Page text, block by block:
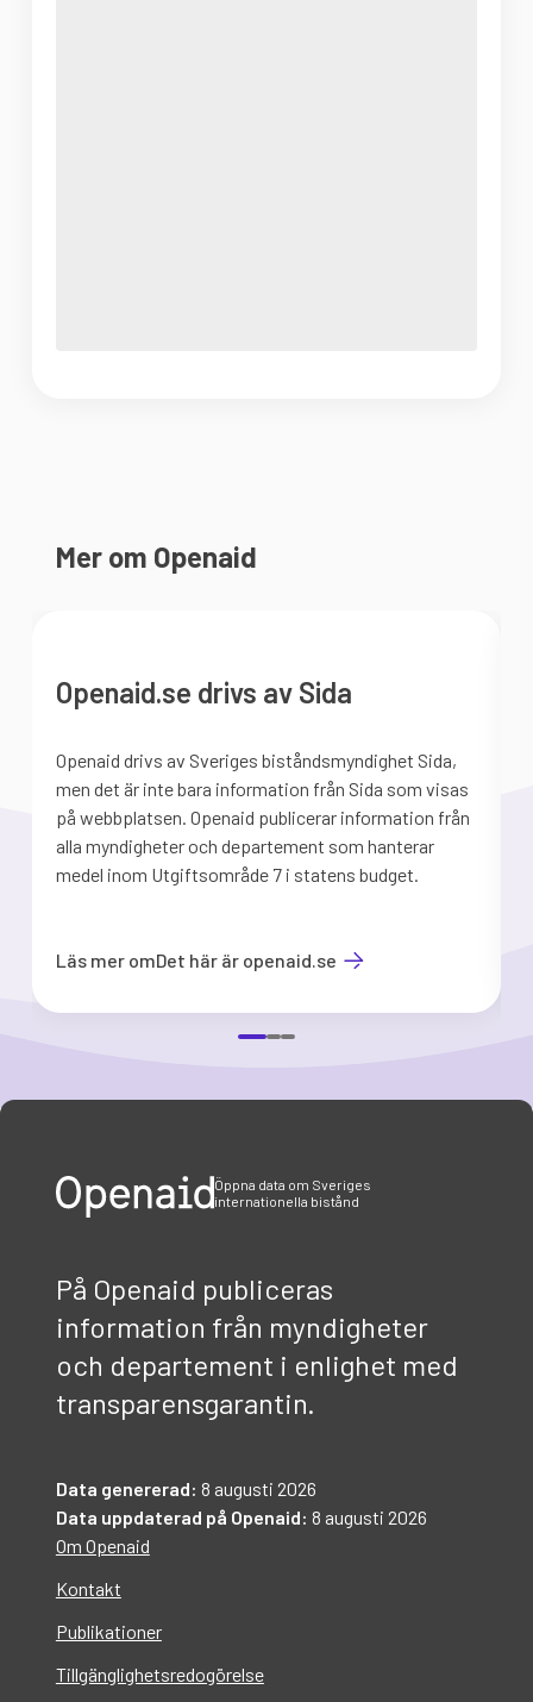
Mer om Openaid
Openaid.se drivs av Sida
Openaid drivs av Sveriges biståndsmyndighet Sida,
men det är inte bara information från Sida som visas
på webbplatsen. Openaid publicerar information från
alla myndigheter och departement som hanterar
medel inom Utgiftsområde 7 i statens budget.
Läs mer omDet här är openaid.se
Öppna data om Sveriges
internationella bistånd
På Openaid publiceras
information från myndigheter
och departement i enlighet med
transparensgarantin.
Data genererad: 8 augusti 2026
Data uppdaterad på Openaid: 8 augusti 2026
Om Openaid
Kontakt
Publikationer
Tillgänglighetsredogörelse